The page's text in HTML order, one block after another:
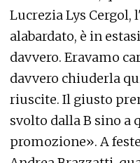
Lucrezia Lys
alabardato, è in
davvero. Eravamo
davvero chiuderla
riuscite. Il giusto
svolto dalla B sino a
promozione». A